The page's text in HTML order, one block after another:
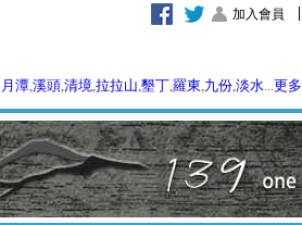
加入會員
月潭,溪頭,清境,拉拉山,墾丁,羅東,九份,淡水...更多